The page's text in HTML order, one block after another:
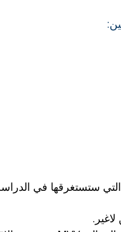
ستستغرقها في